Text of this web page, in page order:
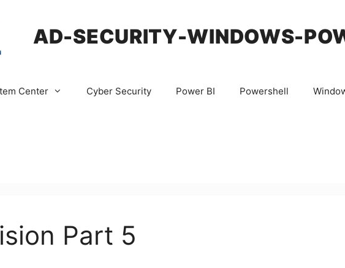
AD-SECURITY-WINDOWS-
Center Cyber Security Power BI Powershell
Part 5